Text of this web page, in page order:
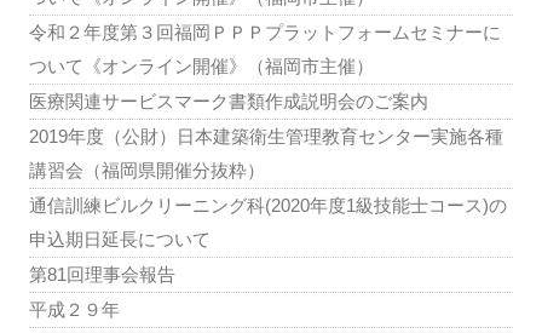
令和２年度第３回福岡ＰＰＰプラットフォームセミナーに
ついて《オンライン開催》（福岡市主催）
医療関連サービスマーク書類作成説明会のご案内
2019年度（公財）日本建築衛生管理教育センター実施各種
講習会（福岡県開催分抜粋）
通信訓練ビルクリーニング科(2020年度1級技能士コース)の
申込期日延長について
第81回理事会報告
平成２９年